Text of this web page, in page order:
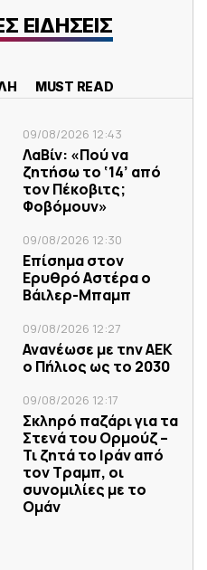
ΕΙΔΗΣΕΙΣ
MUST READ
09/08/2026 12:43
ΛαΒίν: «Πού να
ζητήσω το ‘14’ από
τον Πέκοβιτς;
Φοβόμουν»
09/08/2026 12:30
Επίσημα στον
Ερυθρό Αστέρα ο
Βάιλερ-Μπαμπ
09/08/2026 12:27
Ανανέωσε με την ΑΕΚ
ο Πήλιος ως το 2030
09/08/2026 12:17
Σκληρό παζάρι για τα
Στενά του Ορμούζ –
Τι ζητά το Ιράν από
τον Τραμπ, οι
συνομιλίες με το
Ομάν